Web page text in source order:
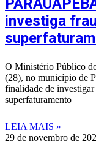
investiga
O Ministério Público
(28), no município de
finalidade de
superfaturamento
LEIA MAIS »
29 de novembro de